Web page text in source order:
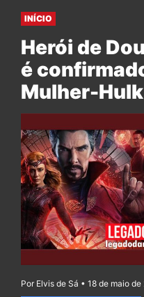
INÍCIO
Herói de
é
Mulher-Hulk
Por Elvis de Sá • 18 de maio